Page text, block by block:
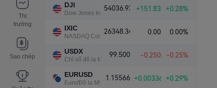
Thị
trường
Sao chép
DJI
Dow Jones Industrial Average
54036.93 +151.83 +0.28%
IXIC
NASDAQ Composite Index
26348.34 0.00 0.00%
USDX
Chỉ số đô la Mỹ
99.500 -0.250 -0.25%
EURUSD
Euro/Đô la Mỹ
1.15566 +0.00336 +0.29%